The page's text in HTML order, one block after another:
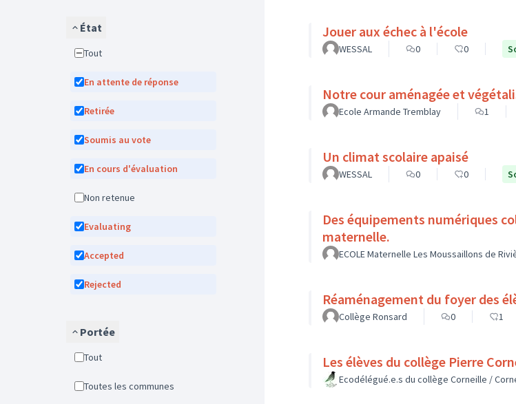
État
Tout
En attente de réponse
Retirée
Soumis au vote
En cours d'évaluation
Non retenue
Evaluating
Accepted
Rejected
Portée
Tout
Toutes les communes
Jouer aux échec à l'école
WESSAL 0 0
Notre cour aménagée et
Ecole Armande Tremblay 1
Un climat scolaire apaisé
WESSAL 0 0
Des équipements numériques collectifs comme aide à l'apprentissage à l'école
maternelle.
ECOLE Maternelle Les Moussaillons de
Réaménagement du foyer des
Collège Ronsard 0 1
Ecodélégué.e.s du collège Corneille /